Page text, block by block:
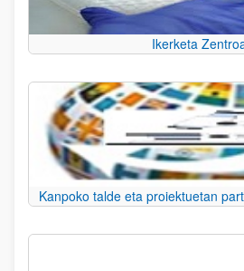
Ikerketa
Kanpoko talde eta proiektuetan